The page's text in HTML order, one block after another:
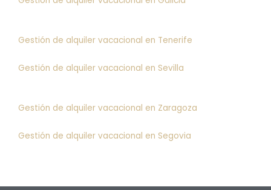
Gestión de alquiler vacacional en Tenerife
Gestión de alquiler vacacional en Sevilla
Gestión de alquiler vacacional en Zaragoza
Gestión de alquiler vacacional en Segovia